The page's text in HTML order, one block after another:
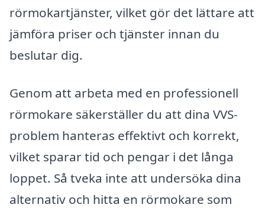
rörmokartjänster, vilket gör det lättare att
jämföra priser och tjänster innan du
beslutar dig.
Genom att arbeta med en professionell
rörmokare säkerställer du att dina VVS-
problem hanteras effektivt och korrekt,
vilket sparar tid och pengar i det långa
loppet. Så tveka inte att undersöka dina
alternativ och hitta en rörmokare som